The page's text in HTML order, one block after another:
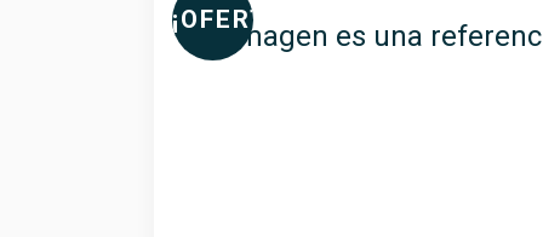
¡OFERTA!
La imagen es una